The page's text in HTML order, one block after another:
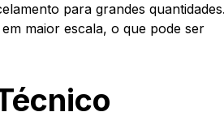
para grandes quantidades.
maior escala, o que pode ser